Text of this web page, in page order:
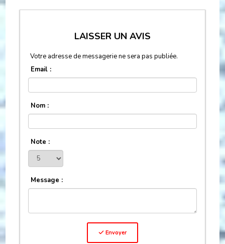
LAISSER UN AVIS
Votre adresse de messagerie ne sera pas publiée.
Email :
Nom :
Note :
Message :
Envoyer